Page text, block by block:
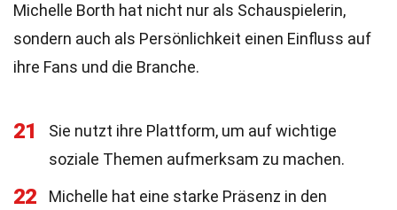
Michelle Borth hat nicht nur als Schauspielerin,
sondern auch als Persönlichkeit einen Einfluss auf
ihre Fans und die Branche.
21
Sie nutzt ihre Plattform, um auf wichtige
soziale Themen aufmerksam zu machen.
22
Michelle hat eine starke Präsenz in den